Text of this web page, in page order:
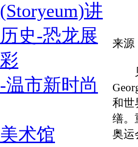
讲
史-恐龙展
温市新时尚
术馆
来源
见
和世
缮。
奥运